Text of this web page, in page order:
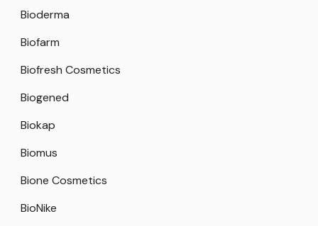
Bioderma
Biofarm
Biofresh Cosmetics
Biogened
Biokap
Biomus
Bione Cosmetics
BioNike